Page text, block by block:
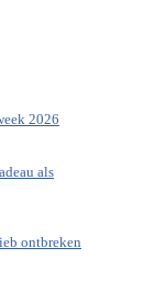
2026
als
ontbreken